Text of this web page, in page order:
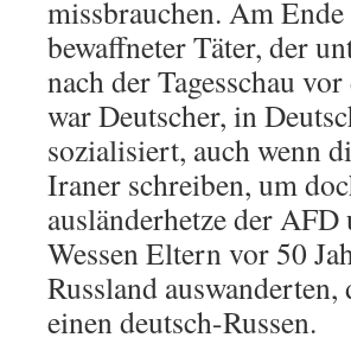
missbrauchen. Am
bewaffneter Täter, der
nach der Tagesschau
war Deutscher, in
sozialisiert, auch wenn
Iraner schreiben, um
ausländerhetze der
Wessen Eltern vor 50
Russland
einen deutsch-Russen.